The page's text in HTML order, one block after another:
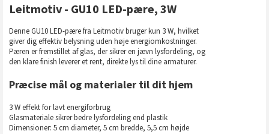
Leitmotiv - GU10 LED-pære, 3W
Denne GU10 LED-pære fra Leitmotiv bruger kun 3 W, hvilket
giver dig effektiv belysning uden høje energiomkostninger.
Pæren er fremstillet af glas, der sikrer en jævn lysfordeling, og
den klare finish leverer et rent, direkte lys til dine armaturer.
Præcise mål og materialer til dit hjem
3 W effekt for lavt energiforbrug
Glasmateriale sikrer bedre lysfordeling end plastik
Dimensioner: 5 cm diameter, 5 cm bredde, 5,5 cm højde